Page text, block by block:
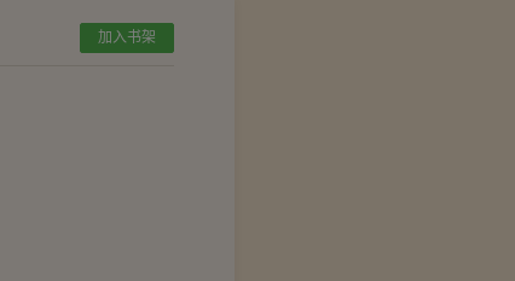
加入书架